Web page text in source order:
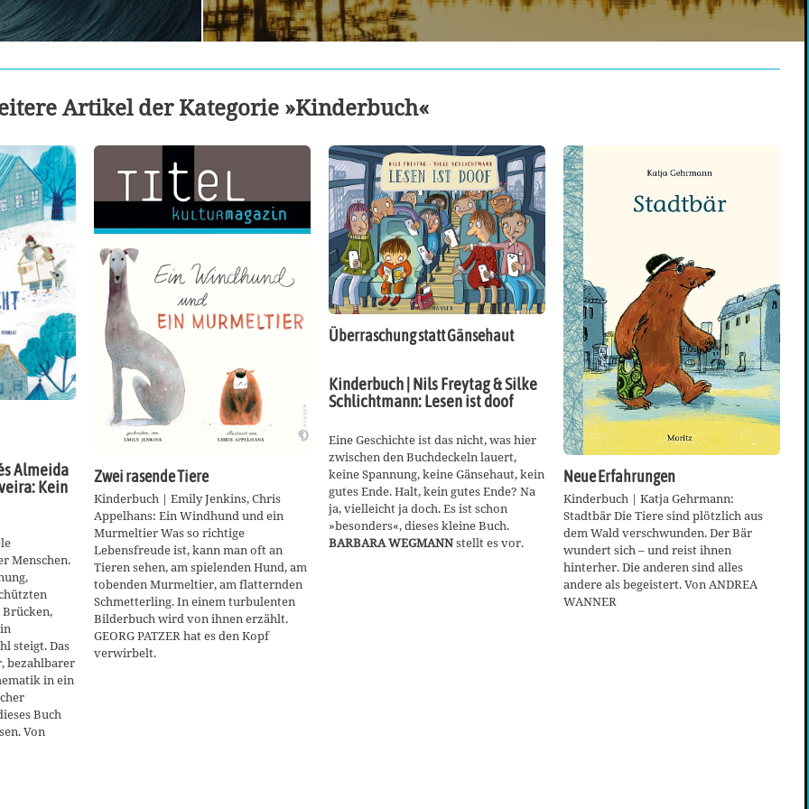
Artikel der Kategorie »Kinderbuch«
Almeida
Kein
Menschen.
Brücken,
steigt. Das
bezahlbarer
in ein
Buch
Von
Zwei rasende Tiere
Kinderbuch | Emily Jenkins, Chris
Appelhans: Ein Windhund und ein
Murmeltier Was so richtige
Lebensfreude ist, kann man oft an
Tieren sehen, am spielenden Hund, am
tobenden Murmeltier, am flatternden
Schmetterling. In einem turbulenten
Bilderbuch wird von ihnen erzählt.
GEORG PATZER hat es den Kopf
verwirbelt.
Überraschung statt Gänsehaut
Kinderbuch | Nils Freytag & Silke
Schlichtmann: Lesen ist doof
Eine Geschichte ist das nicht, was hier
zwischen den Buchdeckeln lauert,
keine Spannung, keine Gänsehaut, kein
gutes Ende. Halt, kein gutes Ende? Na
ja, vielleicht ja doch. Es ist schon
»besonders«, dieses kleine Buch.
BARBARA WEGMANNstellt es vor.
Neue Erfahrungen
Kinderbuch | Katja Gehrmann:
Stadtbär Die Tiere sind plötzlich aus
dem Wald verschwunden. Der Bär
wundert sich – und reist ihnen
hinterher. Die anderen sind alles
andere als begeistert. Von ANDREA
WANNER